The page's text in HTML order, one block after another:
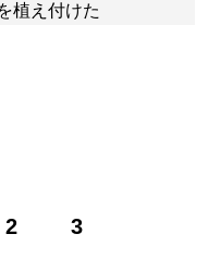
植え付けた
2 3
部を卒業後、コンサルティ